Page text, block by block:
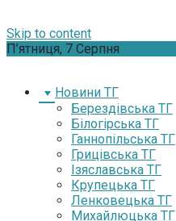
Skip to content
П’ятниця, 7 Серпня
Новини ТГ
Берездівська ТГ
Білогірська ТГ
Ганнопільська ТГ
Грицівська ТГ
Ізяславська ТГ
Крупецька ТГ
Ленковецька ТГ
Михайлюцька ТГ